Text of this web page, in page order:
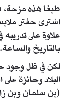
طبعًا هذه مزحة،
اشترى حفتر
علاوة على
بالتاريخ
لكن في ظل وجود
البلاد وحائزة
(بن سلمان وبن